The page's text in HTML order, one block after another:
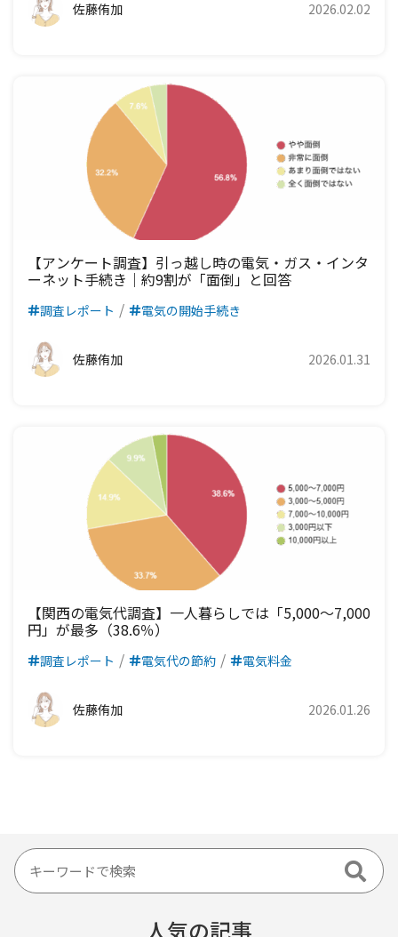
佐藤侑加 2026.02.02
【アンケート調査】引っ越し時の電気・ガス・インタ
ーネット手続き｜約9割が「面倒」と回答
調査レポート 電気の開始手続き
佐藤侑加 2026.01.31
【関西の電気代調査】一人暮らしでは「5,000〜7,000
円」が最多（38.6％）
調査レポート 電気代の節約 電気料金
佐藤侑加 2026.01.26
人気の記事